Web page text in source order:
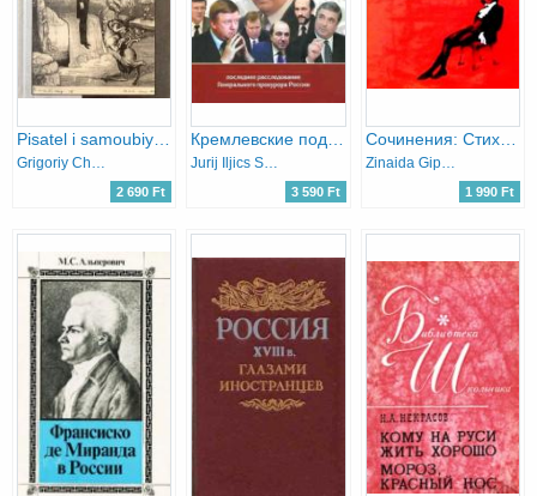
2 690 Ft 3 590 Ft
Сочинения: Стихотворения, Проза
Zinaida Gippius
1 990 Ft